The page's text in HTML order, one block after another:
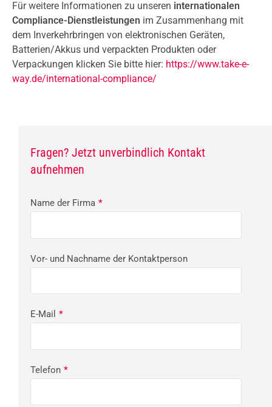
Für weitere Informationen zu unseren internationalen
Compliance-Dienstleistungen im Zusammenhang mit
dem Inverkehrbringen von elektronischen Geräten,
Batterien/Akkus und verpackten Produkten oder
Verpackungen klicken Sie bitte hier: https://www.take-e-
way.de/international-compliance/
Fragen? Jetzt unverbindlich Kontakt
aufnehmen
Name der Firma *
Vor- und Nachname der Kontaktperson
E-Mail *
Telefon *